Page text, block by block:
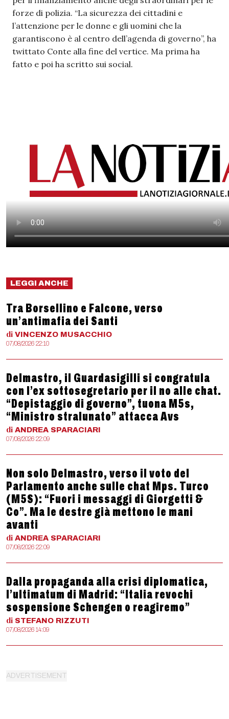
forze di polizia. “La sicurezza dei cittadini e
l’attenzione per le donne e gli uomini che la
garantiscono è al centro dell’agenda di governo”, ha
twittato Conte alla fine del vertice. Ma prima ha
fatto e poi ha scritto sui social.
LEGGI ANCHE
Tra Borsellino e Falcone, verso
un’antimafia dei Santi
di VINCENZO MUSACCHIO
07/08/2026 22:10
Delmastro, il Guardasigilli si congratula
con l’ex sottosegretario per il no alle chat.
“Depistaggio di governo”, tuona M5s,
“Ministro stralunato” attacca Avs
di ANDREA SPARACIARI
07/08/2026 22:09
Non solo Delmastro, verso il voto del
Parlamento anche sulle chat Mps. Turco
(M5S): “Fuori i messaggi di Giorgetti &
Co”. Ma le destre già mettono le mani
avanti
di ANDREA SPARACIARI
07/08/2026 22:09
Dalla propaganda alla crisi diplomatica,
l’ultimatum di Madrid: “Italia revochi
sospensione Schengen o reagiremo”
di STEFANO RIZZUTI
07/08/2026 14:09